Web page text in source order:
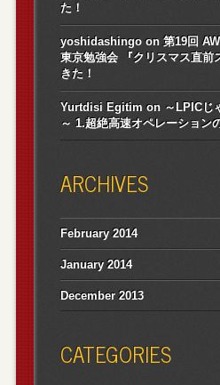
た！
yoshidashingoon第19回
東京勉強会 『クリスマス直前
きた！
Yurtdisi Egitim on ～LPICじ
～ 1.超絶高速オペレーション
ARCHIVES
February 2014
January 2014
December 2013
CATEGORIES